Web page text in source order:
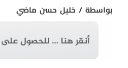
بواسطة / خليل حسن ماضي